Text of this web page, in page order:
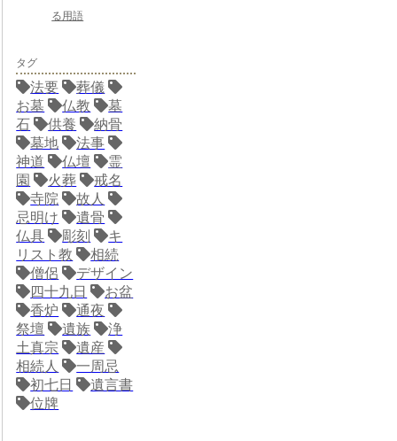
る用語
タグ
法要
葬儀
お墓
仏教
墓
石
供養
納骨
墓地
法事
神道
仏壇
霊
園
火葬
戒名
寺院
故人
忌明け
遺骨
仏具
彫刻
キ
リスト教
相続
僧侶
デザイン
四十九日
お盆
香炉
通夜
祭壇
遺族
浄
土真宗
遺産
相続人
一周忌
初七日
遺言書
位牌